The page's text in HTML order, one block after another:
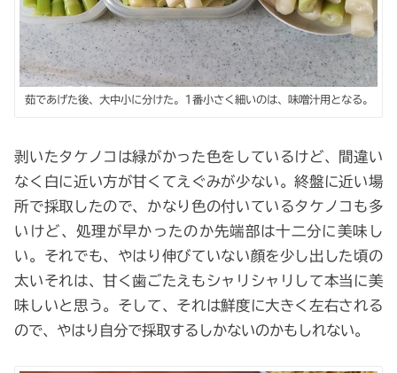
茹であげた後、大中小に分けた。1番小さく細いのは、味噌汁用となる。
剥いたタケノコは緑がかった色をしているけど、間違い
なく白に近い方が甘くてえぐみが少ない。終盤に近い場
所で採取したので、かなり色の付いているタケノコも多
いけど、処理が早かったのか先端部は十二分に美味し
い。それでも、やはり伸びていない顔を少し出した頃の
太いそれは、甘く歯ごたえもシャリシャリして本当に美
味しいと思う。そして、それは鮮度に大きく左右される
ので、やはり自分で採取するしかないのかもしれない。